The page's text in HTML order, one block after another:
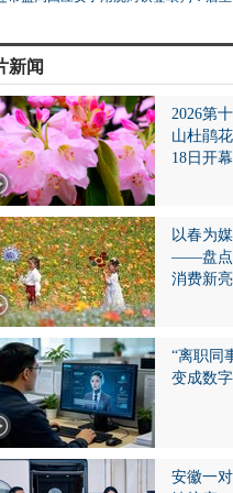
新闻
2026第
山杜鹃
18日开幕
以春为
——盘点
消费新
“离职同
变成数
安徽一